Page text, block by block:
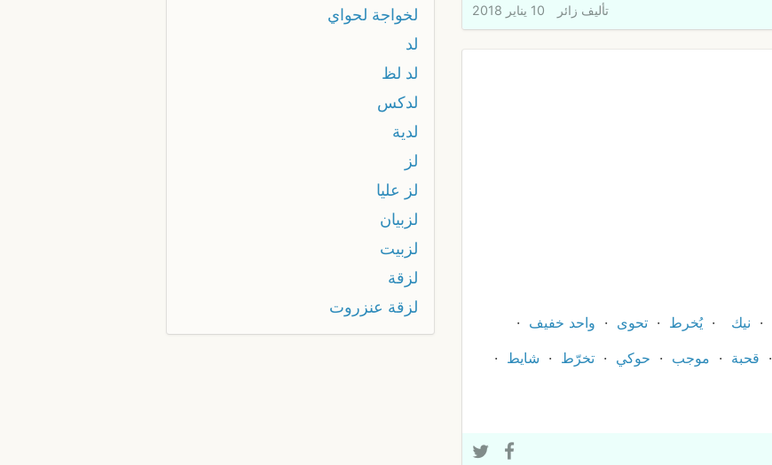
تأليف زائر 10 يناير 2018
نيك يُخرط تحوى
واحد خفيف
قحبة موجب حوكي تخرّط
شايط
لخواجة لحواي
لد
لد لظ
لدكس
لدية
لز
لز عليا
لزبيان
لزبيت
لزقة
لزقة عنزروت